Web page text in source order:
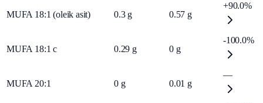
MUFA 18:1 (oleik asit) 0.3 g 0.57 g
+90.0%
MUFA 18:1 c 0.29 g 0 g
-100.0%
MUFA 20:1 0 g 0.01 g
—